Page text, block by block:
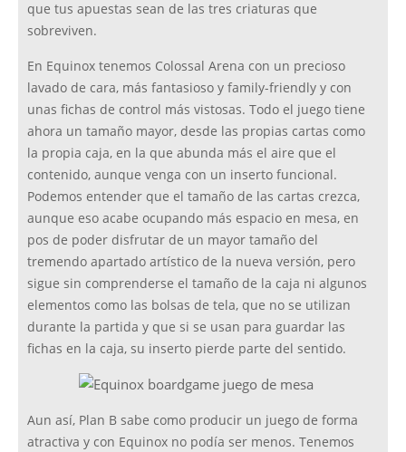
que tus apuestas sean de las tres criaturas que
sobreviven.
En Equinox tenemos Colossal Arena con un precioso
lavado de cara, más fantasioso y family-friendly y con
unas fichas de control más vistosas. Todo el juego tiene
ahora un tamaño mayor, desde las propias cartas como
la propia caja, en la que abunda más el aire que el
contenido, aunque venga con un inserto funcional.
Podemos entender que el tamaño de las cartas crezca,
aunque eso acabe ocupando más espacio en mesa, en
pos de poder disfrutar de un mayor tamaño del
tremendo apartado artístico de la nueva versión, pero
sigue sin comprenderse el tamaño de la caja ni algunos
elementos como las bolsas de tela, que no se utilizan
durante la partida y que si se usan para guardar las
fichas en la caja, su inserto pierde parte del sentido.
Aun así, Plan B sabe como producir un juego de forma
atractiva y con Equinox no podía ser menos. Tenemos